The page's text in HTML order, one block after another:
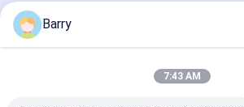
추천된 제품
Barry
7:43 AM